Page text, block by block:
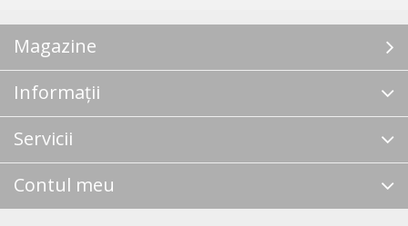
Magazine
Informații
Servicii
Contul meu